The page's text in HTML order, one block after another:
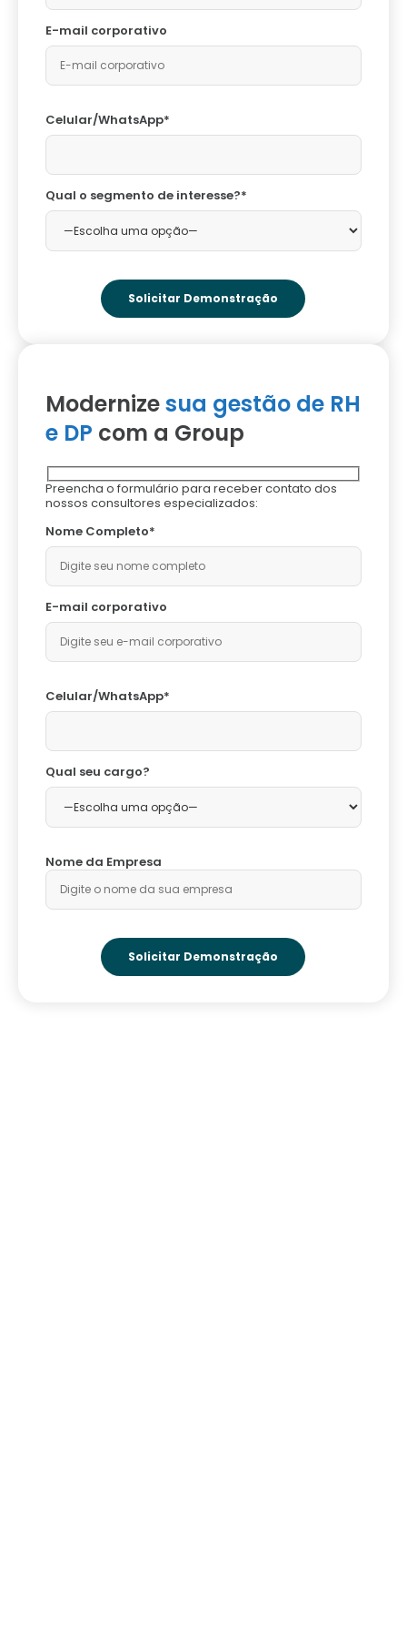
E-mail corporativo
Celular/WhatsApp*
Qual o segmento de interesse?*
Modernizesua gestão de RH
e DP com a Group
Preencha o formulário para receber contato dos
nossos consultores especializados:
Nome Completo*
E-mail corporativo
Celular/WhatsApp*
Qual seu cargo?
Nome da Empresa